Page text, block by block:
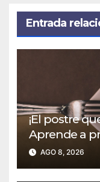
Entrada
¡El postre
Aprende a
cremoso,
AGO 8, 2026